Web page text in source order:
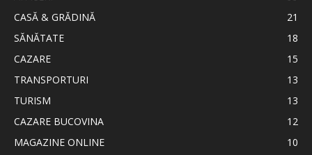
CASĂ & GRĂDINĂ
21
SĂNĂTATE
18
CAZARE
15
TRANSPORTURI
13
TURISM
13
CAZARE BUCOVINA
12
MAGAZINE ONLINE
10